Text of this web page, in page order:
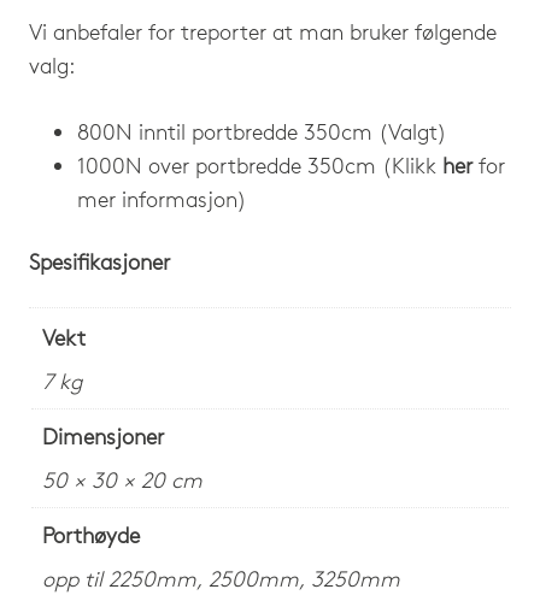
Vi anbefaler for treporter at man bruker følgende
valg:
800N inntil portbredde 350cm (Valgt)
1000N over portbredde 350cm (Klikk her for
mer informasjon)
Spesifikasjoner
Vekt
7 kg
Dimensjoner
50 × 30 × 20 cm
Porthøyde
opp til 2250mm, 2500mm, 3250mm